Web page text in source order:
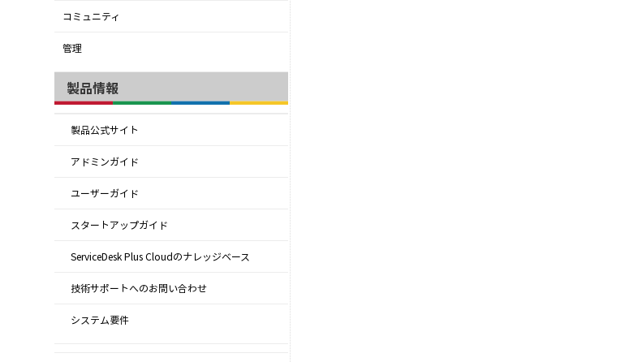
コミュニティ
管理
製品情報
製品公式サイト
アドミンガイド
ユーザーガイド
スタートアップガイド
ServiceDesk Plus Cloudのナレッジベース
技術サポートへのお問い合わせ
システム要件